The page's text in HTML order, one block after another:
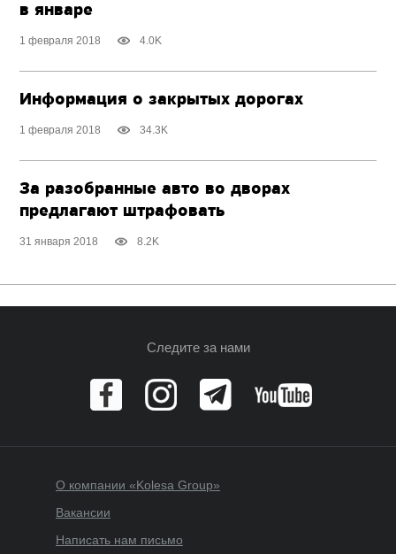
в январе
1 февраля 2018 4.0K
Информация о закрытых дорогах
1 февраля 2018 34.3K
За разобранные авто во дворах
предлагают штрафовать
31 января 2018 8.2K
Следите за нами
О компании «Kolesa Group»
Вакансии
Написать нам письмо